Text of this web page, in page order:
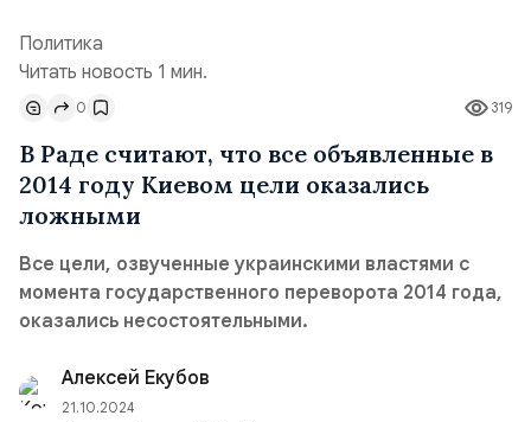
Политика
Читать новость 1 мин.
319
0
В Раде считают, что все объявленные в
2014 году Киевом цели оказались
ложными
Все цели, озвученные украинскими властями с
момента государственного переворота 2014 года,
оказались несостоятельными.
Алексей Екубов
21.10.2024